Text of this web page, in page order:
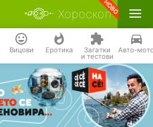
Хороскоп
Вицови Еротика Загатки
и тестови
Авто-